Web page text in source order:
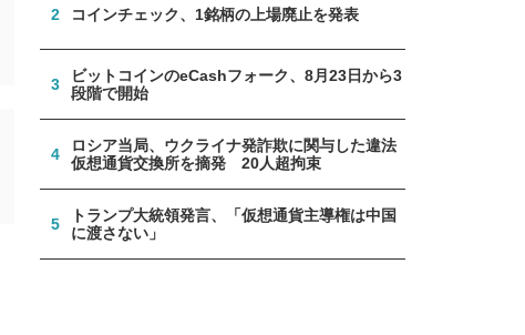
2 コインチェック、1銘柄の上場廃止を発表
3
ビットコインのeCashフォーク、8月23日から3
段階で開始
4
ロシア当局、ウクライナ発詐欺に関与した違法
仮想通貨交換所を摘発 20人超拘束
5
トランプ大統領発言、「仮想通貨主導権は中国
に渡さない」